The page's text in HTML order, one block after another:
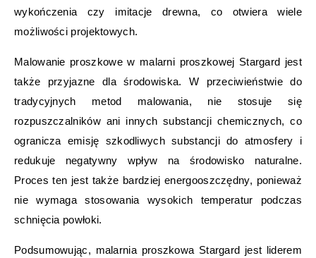
wykończenia czy imitacje drewna, co otwiera wiele
możliwości projektowych.
Malowanie proszkowe w malarni proszkowej Stargard jest
także przyjazne dla środowiska. W przeciwieństwie do
tradycyjnych metod malowania, nie stosuje się
rozpuszczalników ani innych substancji chemicznych, co
ogranicza emisję szkodliwych substancji do atmosfery i
redukuje negatywny wpływ na środowisko naturalne.
Proces ten jest także bardziej energooszczędny, ponieważ
nie wymaga stosowania wysokich temperatur podczas
schnięcia powłoki.
Podsumowując, malarnia proszkowa Stargard jest liderem